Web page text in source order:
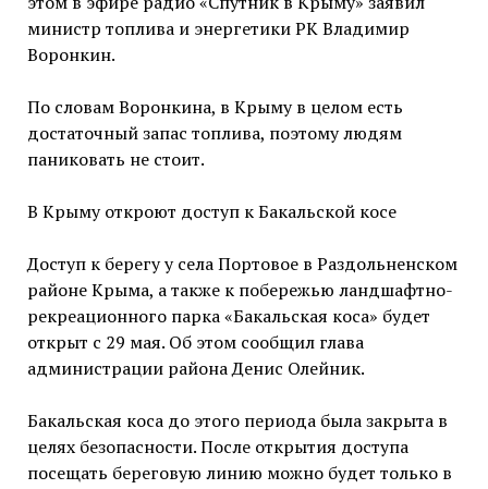
министр топлива и энергетики РК Владимир
Воронкин.
По словам Воронкина, в Крыму в целом есть
достаточный запас топлива, поэтому людям
паниковать не стоит.
В Крыму откроют доступ к Бакальской косе
Доступ к берегу у села Портовое в Раздольненском
районе Крыма, а также к побережью ландшафтно-
рекреационного парка «Бакальская коса» будет
открыт с 29 мая. Об этом сообщил глава
администрации района Денис Олейник.
Бакальская коса до этого периода была закрыта в
целях безопасности. После открытия доступа
посещать береговую линию можно будет только в